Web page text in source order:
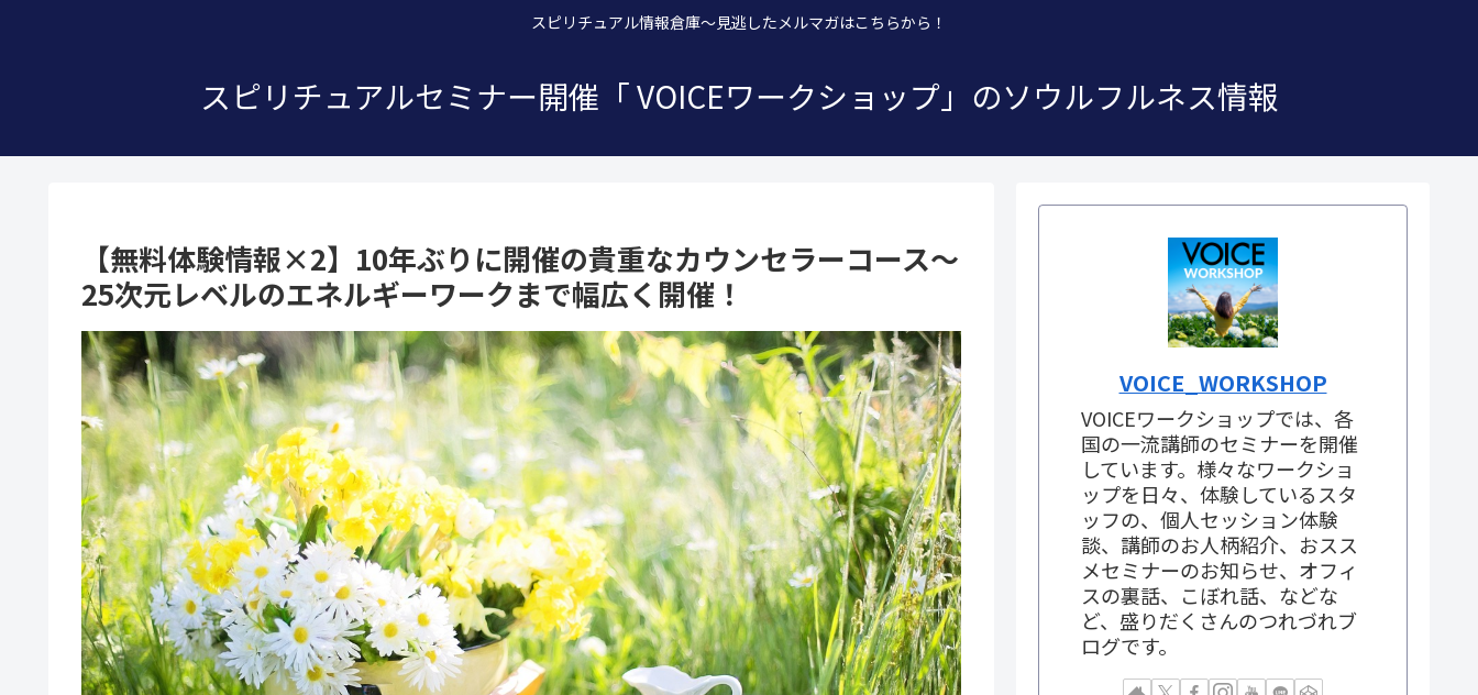
スピリチュアル情報倉庫～見逃したメルマガはこちらから！
スピリチュアルセミナー開催「 VOICEワークショップ」のソウルフルネス情報
【無料体験情報×2】10年ぶりに開催の貴重なカウンセラーコース～
25次元レベルのエネルギーワークまで幅広く開催！
VOICE_WORKSHOP
VOICEワークショップでは、各
国の一流講師のセミナーを開催
しています。様々なワークショ
ップを日々、体験しているスタ
ッフの、個人セッション体験
談、講師のお人柄紹介、おスス
メセミナーのお知らせ、オフィ
スの裏話、こぼれ話、などな
ど、盛りだくさんのつれづれブ
ログです。